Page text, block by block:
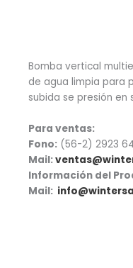
Bomba vertical
de agua limpia para
subida se presión en
Para ventas:
Fono: (56-2) 2923
Mail:
Información del
Mail: